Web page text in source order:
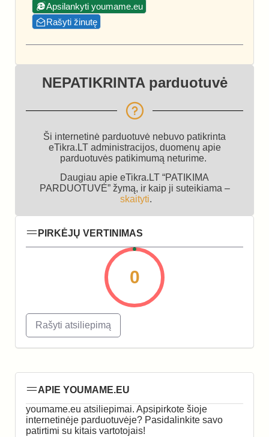
Apsilankyti youmame.eu
Rašyti žinutę
NEPATIKRINTA parduotuvė
Ši internetinė parduotuvė nebuvo patikrinta
eTikra.LT administracijos, duomenų apie
parduotuvės patikimumą neturime.
Daugiau apie eTikra.LT “PATIKIMA
PARDUOTUVĖ” žymą, ir kaip ji suteikiama –
skaityti.
PIRKĖJŲ VERTINIMAS
0
Rašyti atsiliepimą
APIE YOUMAME.EU
youmame.eu atsiliepimai. Apsipirkote šioje
internetinėje parduotuvėje? Pasidalinkite savo
patirtimi su kitais vartotojais!